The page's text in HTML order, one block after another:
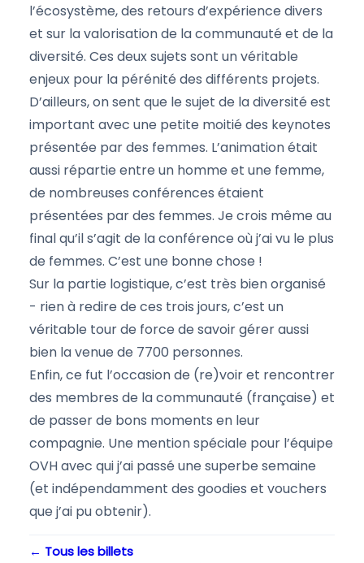
l’écosystème, des retours d’expérience divers
et sur la valorisation de la communauté et de la
diversité. Ces deux sujets sont un véritable
enjeux pour la pérénité des différents projets.
D’ailleurs, on sent que le sujet de la diversité est
important avec une petite moitié des keynotes
présentée par des femmes. L’animation était
aussi répartie entre un homme et une femme,
de nombreuses conférences étaient
présentées par des femmes. Je crois même au
final qu’il s’agit de la conférence où j’ai vu le plus
de femmes. C’est une bonne chose !
Sur la partie logistique, c’est très bien organisé
- rien à redire de ces trois jours, c’est un
véritable tour de force de savoir gérer aussi
bien la venue de 7700 personnes.
Enfin, ce fut l’occasion de (re)voir et rencontrer
des membres de la communauté (française) et
de passer de bons moments en leur
compagnie. Une mention spéciale pour l’équipe
OVH avec qui j’ai passé une superbe semaine
(et indépendamment des goodies et vouchers
que j’ai pu obtenir).
← Tous les billets